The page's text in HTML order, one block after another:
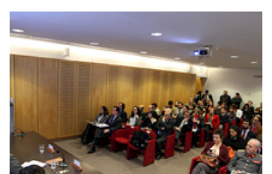
Académicos
Personal
Alumni
Padres y familia
Vecinos launch
Mi Cuenta UC launch
Biblioteca launch
Donaciones launch